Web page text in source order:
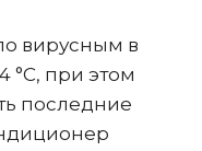
вирусным в
°C, при этом
последние